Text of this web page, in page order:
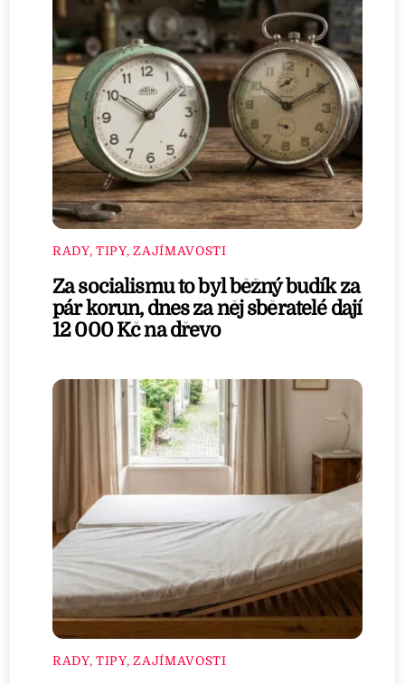
RADY, TIPY, ZAJÍMAVOSTI
Za socialismu to byl běžný budík za
pár korun, dnes za něj sběratelé dají
12 000 Kč na dřevo
RADY, TIPY, ZAJÍMAVOSTI